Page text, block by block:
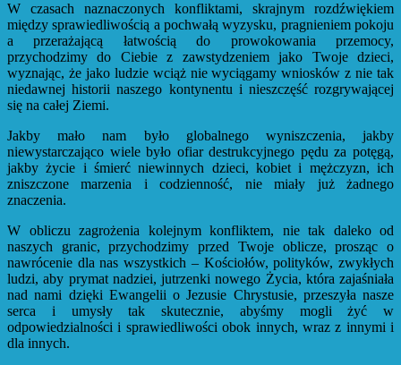
W czasach naznaczonych konfliktami, skrajnym rozdźwiękiem
między sprawiedliwością a pochwałą wyzysku, pragnieniem pokoju
a przerażającą łatwością do prowokowania przemocy,
przychodzimy do Ciebie z zawstydzeniem jako Twoje dzieci,
wyznając, że jako ludzie wciąż nie wyciągamy wniosków z nie tak
niedawnej historii naszego kontynentu i nieszczęść rozgrywającej
się na całej Ziemi.
Jakby mało nam było globalnego wyniszczenia, jakby
niewystarczająco wiele było ofiar destrukcyjnego pędu za potęgą,
jakby życie i śmierć niewinnych dzieci, kobiet i mężczyzn, ich
zniszczone marzenia i codzienność, nie miały już żadnego
znaczenia.
W obliczu zagrożenia kolejnym konfliktem, nie tak daleko od
naszych granic, przychodzimy przed Twoje oblicze, prosząc o
nawrócenie dla nas wszystkich – Kościołów, polityków, zwykłych
ludzi, aby prymat nadziei, jutrzenki nowego Życia, która zajaśniała
nad nami dzięki Ewangelii o Jezusie Chrystusie, przeszyła nasze
serca i umysły tak skutecznie, abyśmy mogli żyć w
odpowiedzialności i sprawiedliwości obok innych, wraz z innymi i
dla innych.